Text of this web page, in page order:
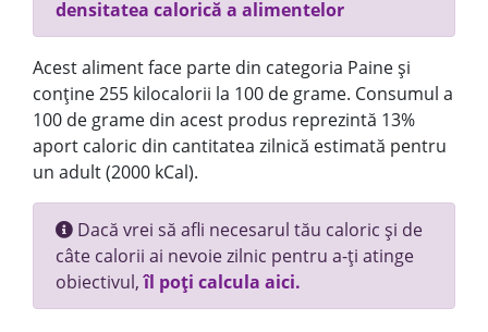
densitatea calorică a alimentelor
Acest aliment face parte din categoria Paine și
conține 255 kilocalorii la 100 de grame. Consumul a
100 de grame din acest produs reprezintă 13%
aport caloric din cantitatea zilnică estimată pentru
un adult (2000 kCal).
Dacă vrei să afli necesarul tău caloric și de
câte calorii ai nevoie zilnic pentru a-ți atinge
obiectivul,îl poți calcula aici.